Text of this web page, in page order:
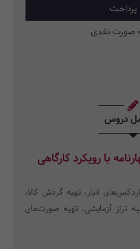
پرداخت
صورت نقدی
دروس
انبار، تهیه گردش کالا،
تراز آزمایشی، تهیه صورت‌های